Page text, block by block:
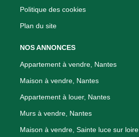
Politique des cookies
Plan du site
NOS ANNONCES
Appartement à vendre, Nantes
Maison à vendre, Nantes
Appartement à louer, Nantes
Murs à vendre, Nantes
Maison à vendre, Sainte luce sur loire